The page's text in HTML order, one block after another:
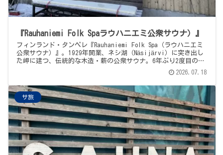
『Rauhaniemi Folk Spaラウハニエミ公衆サウナ）』
フィンランド・タンペレ『Rauhaniemi Folk Spa（ラウハニエミ
公衆サウナ）』。1929年開業、ネシ湖（Näsijärvi）に突き出し
た岬に建つ、伝統的な木造・薪の公衆サウナ。6年ぶり2度目の年
末訪問記。受付は「システムトラブルで先に入っちゃって」と信
用ベース、更衣室のロッカーには鍵もかからない、この国らしい
たたずまい。大サウナの耳がちぎれるロウリュ、半分くらいのお
客さんが被る「サウナハット改めニット帽」、6年前は完全凍結だ
った湖が今回は普通に入れた景色、そして、そう、これが、冬の
フィンランドという1日の記録です。
2026.07.18
サ旅